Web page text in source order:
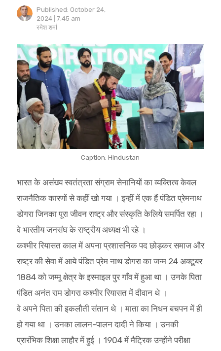
Published: October 24,
2024
7:45 am
Author
रमेश शर्मा
Caption: Hindustan
भारत के असंख्य स्वतंत्रता संग्राम सेनानियों का व्यक्तित्व केवल
राजनैतिक कारणों से कहीं खो गया । इन्हीं में एक हैं पंडित प्रेमनाथ
डोगरा जिनका पूरा जीवन राष्ट्र और संस्कृति केलिये समर्पित रहा ।
वे भारतीय जनसंघ के राष्ट्रीय अध्यक्ष भी रहे ।
कश्मीर रियासत काल में अपना प्रशासनिक पद छोड़कर समाज और
राष्ट्र की सेवा में आये पंडित प्रेम नाथ डोगरा का जन्म 24 अक्टूबर
1884 को जम्मू क्षेत्र के इस्माइल पुर गाँव में हुआ था । उनके पिता
पंडित अनंत राम डोगरा कश्मीर रियासत में दीवान थे ।
वे अपने पिता की इकलौती संतान थे । माता का निधन बचपन में ही
हो गया था । उनका लालन-पालन दादी ने किया । उनकी
प्रारंभिक शिक्षा लाहौर में हुई । 1904 में मैट्रिक उन्होंने परीक्षा